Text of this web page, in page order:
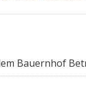
Bauernhof